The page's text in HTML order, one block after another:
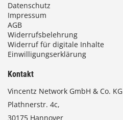
Datenschutz
Impressum
AGB
Widerrufsbelehrung
Widerruf für digitale Inhalte
Einwilligungserklärung
Kontakt
Vincentz Network GmbH & Co. KG
Plathnerstr. 4c,
30175 Hannover